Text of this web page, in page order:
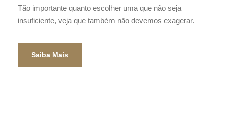
Tão importante quanto escolher uma que não seja
insuficiente, veja que também não devemos exagerar.
Saiba Mais